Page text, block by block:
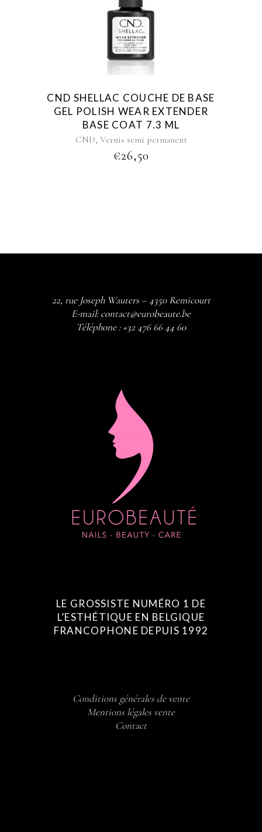
CND SHELLAC COUCHE DE BASE
GEL POLISH WEAR EXTENDER
BASE COAT 7.3 ML
CND, Vernis semi permanent
€26,50
22, rue Joseph Wauters – 4350 Remicourt
E-mail:contact@eurobeaute.be
Téléphone :+32 476 66 44 60
LE GROSSISTE NUMÉRO 1 DE
L’ESTHÉTIQUE EN BELGIQUE
FRANCOPHONE DEPUIS 1992
Conditions générales de vente
Mentions légales vente
Contact